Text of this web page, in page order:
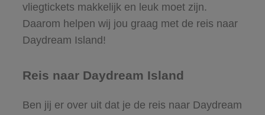
vliegtickets makkelijk en leuk moet zijn.
Daarom helpen wij jou graag met de reis naar
Daydream Island!
Reis naar Daydream Island
Ben jij er over uit dat je de reis naar Daydream